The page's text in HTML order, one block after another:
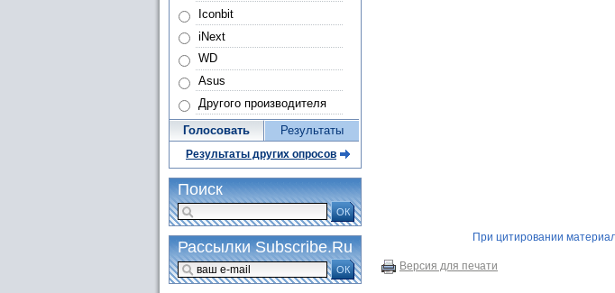
При цитировании
Версия для печати
Iconbit
iNext
WD
Asus
Другого производителя
Голосовать Результаты
Результаты других опросов
Поиск
ОК
Рассылки Subscribe.Ru
ОК